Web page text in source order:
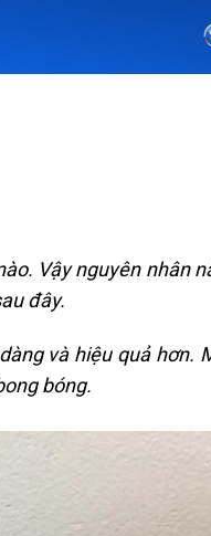
Vậy nguyên nhân
đây.
và hiệu quả hơn.
bóng.